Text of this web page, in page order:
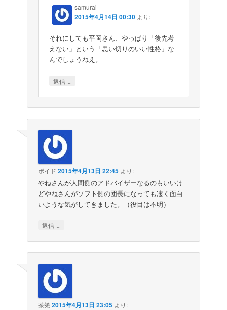
samurai
2015年4月14日 00:30 より:
それにしても平岡さん、やっぱり「後先考
えない」という「思い切りのいい性格」な
んでしょうねえ。
返信 ↓
ポイド 2015年4月13日 22:45 より:
やねさんが人間側のアドバイザーなるのもいいけ
どやねさんがソフト側の団長になっても凄く面白
いような気がしてきました。（役目は不明）
返信 ↓
茶筅2015年4月13日 23:05 より: